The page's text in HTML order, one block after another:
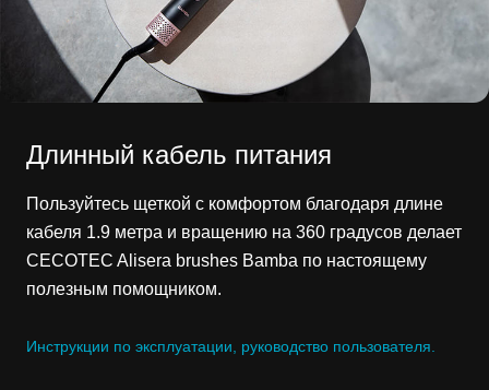
Длинный кабель питания
Пользуйтесь щеткой с комфортом благодаря длине
кабеля 1.9 метра и вращению на 360 градусов делает
CECOTEC Alisera brushes Bamba по настоящему
полезным помощником.
Инструкции по эксплуатации, руководство пользователя.